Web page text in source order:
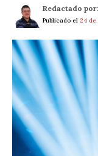
Redactado por:
Publicado el 24 de